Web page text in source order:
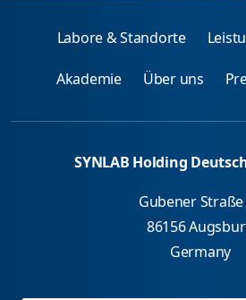
Labore & Standorte
Akademie Über uns
SYNLAB Holding
Gubener Straße
86156
Germany